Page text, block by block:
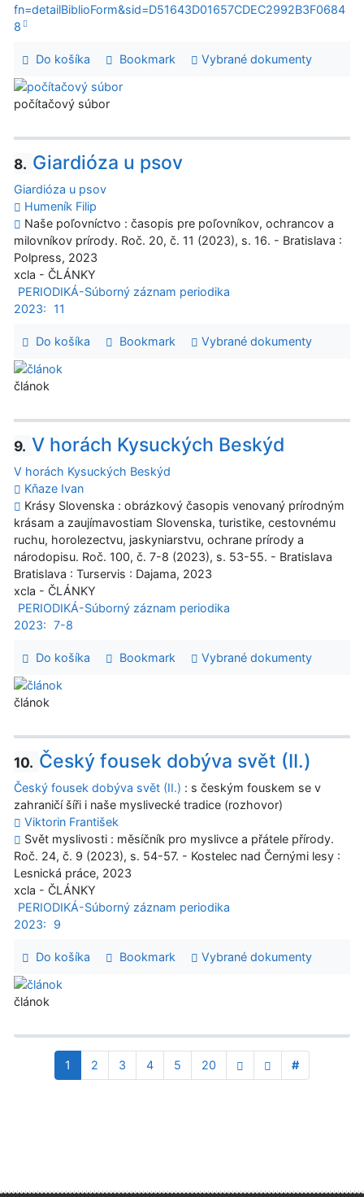
fn=detailBiblioForm&sid=D51643D01657CDEC2992B3F0684
8
Do košíka Bookmark Vybrané dokumenty
počítačový súbor
8. Giardióza u psov
Giardióza u psov
Humeník Filip
Naše poľovníctvo : časopis pre poľovníkov, ochrancov a
milovníkov prírody. Roč. 20, č. 11 (2023), s. 16. - Bratislava :
Polpress, 2023
xcla - ČLÁNKY
PERIODIKÁ-Súborný záznam periodika
2023:
11
Do košíka Bookmark Vybrané dokumenty
článok
9. V horách Kysuckých Beskýd
V horách Kysuckých Beskýd
Kňaze Ivan
Krásy Slovenska : obrázkový časopis venovaný prírodným
krásam a zaujímavostiam Slovenska, turistike, cestovnému
ruchu, horolezectvu, jaskyniarstvu, ochrane prírody a
národopisu. Roč. 100, č. 7-8 (2023), s. 53-55. - Bratislava
Bratislava : Turservis : Dajama, 2023
xcla - ČLÁNKY
PERIODIKÁ-Súborný záznam periodika
2023: 7-8
Do košíka Bookmark Vybrané dokumenty
článok
10. Český fousek dobýva svět (II.)
Český fousek dobýva svět (II.) : s českým fouskem se v
zahraničí šíři i naše myslivecké tradice (rozhovor)
Viktorin František
Svět myslivosti : měsíčník pro myslivce a přátele přírody.
Roč. 24, č. 9 (2023), s. 54-57. - Kostelec nad Černými lesy :
Lesnická práce, 2023
xcla - ČLÁNKY
PERIODIKÁ-Súborný záznam periodika
2023:
9
Do košíka Bookmark Vybrané dokumenty
článok
1 2 3 4 5 20 #